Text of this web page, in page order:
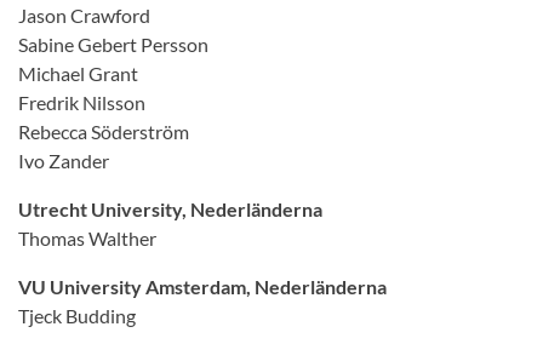
Jason Crawford
Sabine Gebert Persson
Michael Grant
Fredrik Nilsson
Rebecca Söderström
Ivo Zander
Utrecht University, Nederländerna
Thomas Walther
VU University Amsterdam, Nederländerna
Tjeck Budding